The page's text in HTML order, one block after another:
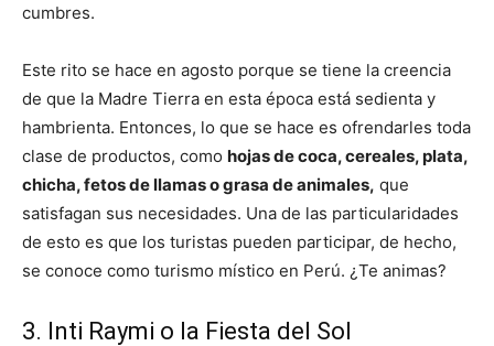
cumbres.
Este rito se hace en agosto porque se tiene la creencia
de que la Madre Tierra en esta época está sedienta y
hambrienta. Entonces, lo que se hace es ofrendarles toda
clase de productos, como hojas de coca, cereales, plata,
chicha, fetos de llamas o grasa de animales, que
satisfagan sus necesidades. Una de las particularidades
de esto es que los turistas pueden participar, de hecho,
se conoce como turismo místico en Perú. ¿Te animas?
3. Inti Raymi o la Fiesta del Sol